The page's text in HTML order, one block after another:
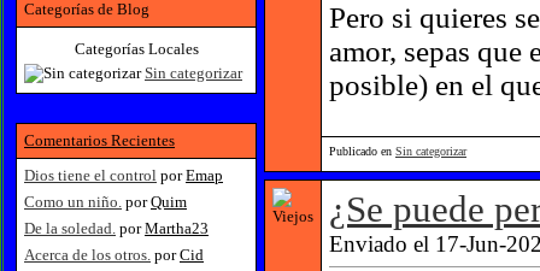
Pero si quieres
amor, sepas que
posible) en el
Publicado en Sin categorizar
¿Se puede
Enviado el 17-Jun-
Categorías de Blog
Categorías Locales
Sin categorizar
Comentarios Recientes
Dios tiene el control porEmap
Como un niño. porQuim
De la soledad. porMartha23
Acerca de los otros. porCid